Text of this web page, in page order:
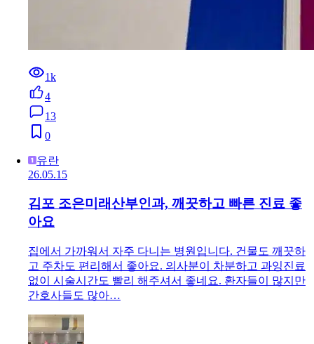
1k
4
13
0
유란
26.05.15
김포 조은미래산부인과, 깨끗하고 빠른 진료 좋
아요
집에서 가까워서 자주 다니는 병원입니다. 건물도 깨끗하
고 주차도 편리해서 좋아요. 의사분이 차분하고 과잉진료
없이 시술시간도 빨리 해주셔서 좋네요. 환자들이 많지만
간호사들도 많아…